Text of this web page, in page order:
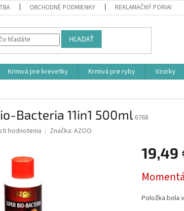
OBCHODNÉ PODMIENKY REKLAMAČNÝ PORIADOK
HĽADAŤ
Krmivá pre krevetky Krmivá pre ryby Vzorky
Bacteria 11in1 500ml6768
hodnotenia Značka: AZOO
19,49
cena:
Položka bola